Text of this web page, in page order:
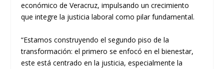
económico de Veracruz, impulsando un crecimiento
que integre la justicia laboral como pilar fundamental.
“Estamos construyendo el segundo piso de la
transformación: el primero se enfocó en el bienestar,
este está centrado en la justicia, especialmente la